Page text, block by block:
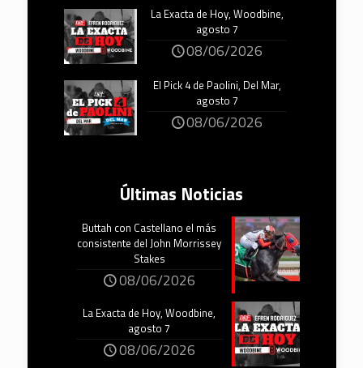
La Exacta de Hoy, Woodbine,
agosto 7
08/06/2026
El Pick 4 de Paolini, Del Mar,
agosto 7
08/06/2026
Últimas Noticias
Buttah con Castellano el más
consistente del John Morrissey
Stakes
08/06/2026
La Exacta de Hoy, Woodbine,
agosto 7
08/06/2026